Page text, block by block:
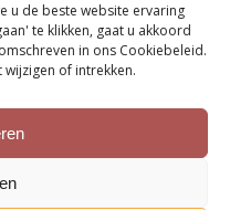
u de beste website ervaring
te klikken, gaat u akkoord
in ons Cookiebeleid.
of intrekken.
eerst voor de rechter.
hij precies van wordt
Stentor, 16 juni